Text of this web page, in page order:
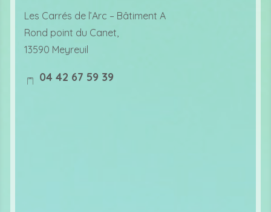
lo
c
at
n
Les Carrés de l’Arc – Bâtiment A
Rond point du Canet,
13590 Meyreuil
04 42 67 59 39